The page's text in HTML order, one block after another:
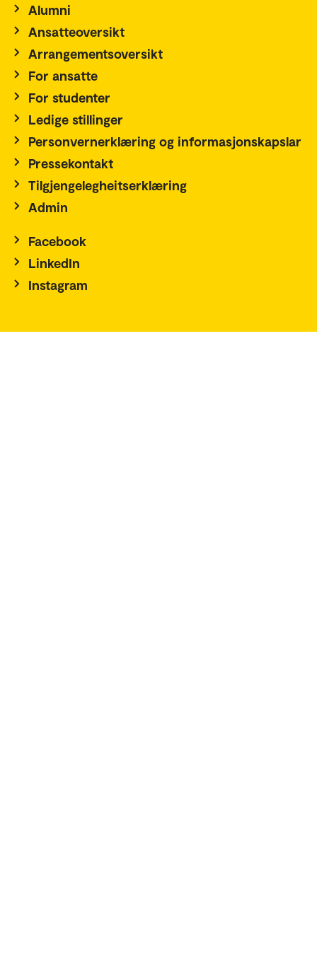
Alumni
Ansatteoversikt
Arrangementsoversikt
For ansatte
For studenter
Ledige stillinger
Personvernerklæring og informasjonskapslar
Pressekontakt
Tilgjengelegheitserklæring
Admin
Facebook
LinkedIn
Instagram